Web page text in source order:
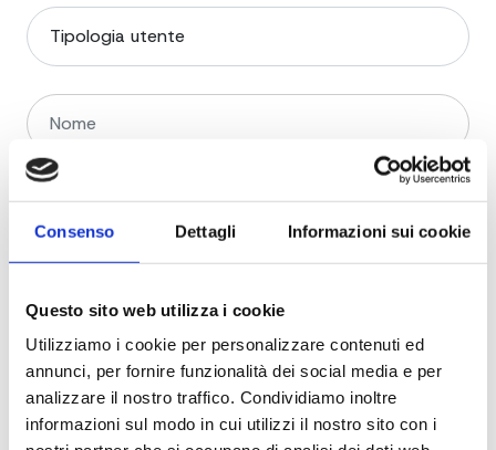
Consenso Dettagli Informazioni sui cookie
Questo sito web utilizza i cookie
Utilizziamo i cookie per personalizzare contenuti ed
annunci, per fornire funzionalità dei social media e per
analizzare il nostro traffico. Condividiamo inoltre
informazioni sul modo in cui utilizzi il nostro sito con i